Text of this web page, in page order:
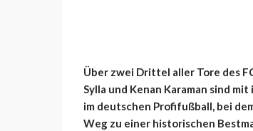
Über zwei Drittel aller Tore des
Sylla und Kenan Karaman sind
im deutschen Profifußball, bei
Weg zu einer historischen